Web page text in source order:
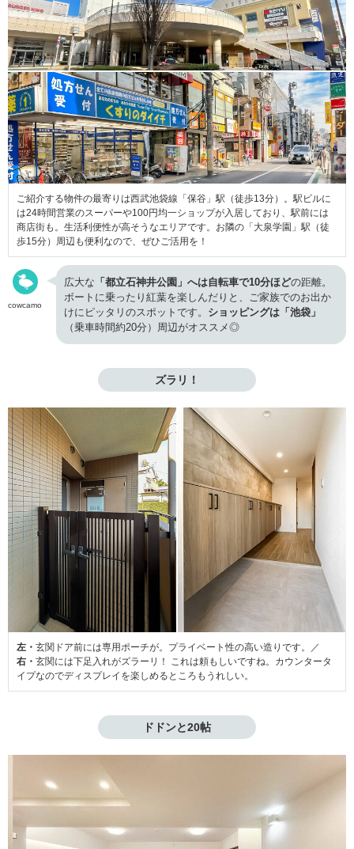
ご紹介する物件の最寄りは西武池袋線「保谷」駅（徒歩13分）。駅ビルに
は24時間営業のスーパーや100円均一ショップが入居しており、駅前には
商店街も。生活利便性が高そうなエリアです。お隣の「大泉学園」駅（徒
歩15分）周辺も便利なので、ぜひご活用を！
cowcamo
広大な 「都立石神井公園」へは自転車で10分ほどの距離。
ボートに乗ったり紅葉を楽しんだりと、ご家族でのお出か
けにピッタリのスポットです。 ショッピングは「池袋」
（乗車時間約20分）周辺がオススメ◎
ズラリ！
左・ 玄関ドア前には専用ポーチが。プライベート性の高い造りです。／
右・ 玄関には下足入れがズラーリ！ これは頼もしいですね。カウンタータ
イプなのでディスプレイを楽しめるところもうれしい。
ドドンと20帖